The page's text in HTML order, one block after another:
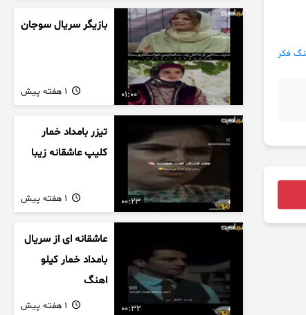
فکر
01:00
بازیگر سریال سوجان
00:23
تیزر بامداد خمار
کلیپ عاشقانه زیبا
00:32
عاشقانه ای از سریال
بامداد خمار کیلو
اهنگ